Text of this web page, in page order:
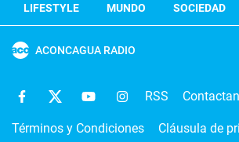
LIFESTYLE
MUNDO SOCIEDAD
ACONCAGUA RADIO
RSS
Términos y Condiciones Cláusula de